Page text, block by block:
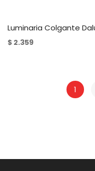
Luminaria Colgante
$ 2.359
1